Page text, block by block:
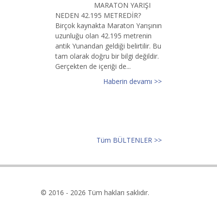
MARATON YARIŞI
NEDEN 42.195 METREDİR?
Birçok kaynakta Maraton Yarışının
uzunluğu olan 42.195 metrenin
antik Yunandan geldiği belirtilir. Bu
tam olarak doğru bir bilgi değildir.
Gerçekten de içeriği de...
Haberin devamı >>
Tüm BÜLTENLER >>
© 2016 - 2026 Tüm hakları saklıdır.